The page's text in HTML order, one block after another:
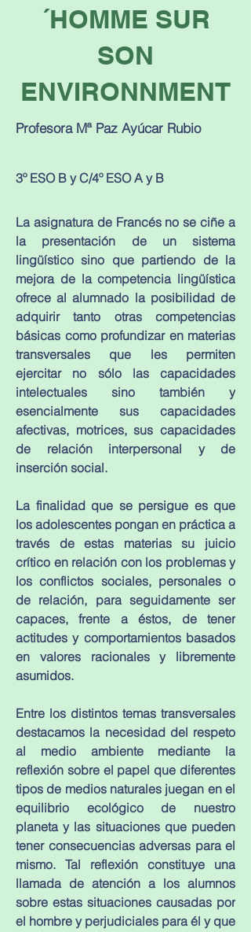
´HOMME SUR
SON
ENVIRONNMENT
Profesora Mª Paz Ayúcar Rubio
3º ESO B y C/4º ESO A y B
La asignatura de Francés no se ciñe a
la presentación de un sistema
lingüístico sino que partiendo de la
mejora de la competencia lingüística
ofrece al alumnado la posibilidad de
adquirir tanto otras competencias
básicas como profundizar en materias
transversales que les permiten
ejercitar no sólo las capacidades
intelectuales sino también y
esencialmente sus capacidades
afectivas, motrices, sus capacidades
de relación interpersonal y de
inserción social.
La finalidad que se persigue es que
los adolescentes pongan en práctica a
través de estas materias su juicio
crítico en relación con los problemas y
los conflictos sociales, personales o
de relación, para seguidamente ser
capaces, frente a éstos, de tener
actitudes y comportamientos basados
en valores racionales y libremente
asumidos.
Entre los distintos temas transversales
destacamos la necesidad del respeto
al medio ambiente mediante la
reflexión sobre el papel que diferentes
tipos de medios naturales juegan en el
equilibrio ecológico de nuestro
planeta y las situaciones que pueden
tener consecuencias adversas para el
mismo. Tal reflexión constituye una
llamada de atención a los alumnos
sobre estas situaciones causadas por
el hombre y perjudiciales para él y que